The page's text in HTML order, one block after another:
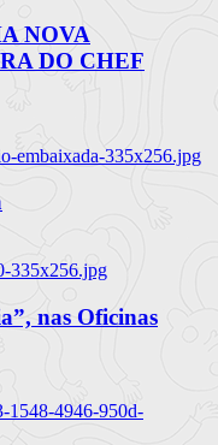
NOVA
DO CHEF
embaixada-335x256.jpg
335x256.jpg
nas Oficinas
1548-4946-950d-